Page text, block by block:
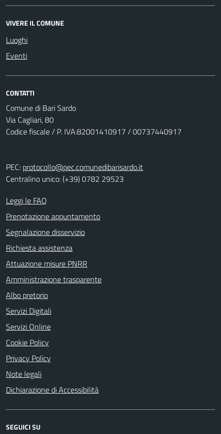
VIVERE IL COMUNE
Luoghi
Eventi
CONTATTI
Comune di Bari Sardo
Via Cagliari, 80
Codice fiscale / P. IVA:82001410917 / 00737440917
PEC: protocollo@pec.comunedibarisardo.it
Centralino unico: (+39) 0782 29523
Leggi le FAQ
Prenotazione appuntamento
Segnalazione disservizio
Richiesta assistenza
Attuazione misure PNRR
Amministrazione trasparente
Albo pretorio
Servizi Digitali
Servizi Online
Cookie Policy
Privacy Policy
Note legali
Dichiarazione di Accessibilità
SEGUICI SU